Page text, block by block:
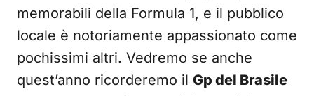
memorabili della Formula 1, e il pubblico
locale è notoriamente appassionato come
pochissimi altri. Vedremo se anche
quest’anno ricorderemo il Gp del Brasile